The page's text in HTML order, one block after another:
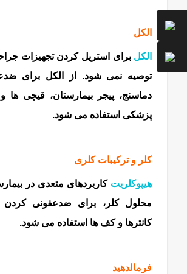
الکل
الکل برای استریل کردن تجهیزات
توصیه نمی شود. از الکل برای
دماسنج، پیجر بیمارستان، قیچی
پزشکی استفاده می شود.
کلر و ترکیبات کلری
هیپوکلریت کاربردهای متعدی در
محلول کلر، برای ضدعفونی کردن
کانترها و کف ها استفاده می شود.
فرمالدهید